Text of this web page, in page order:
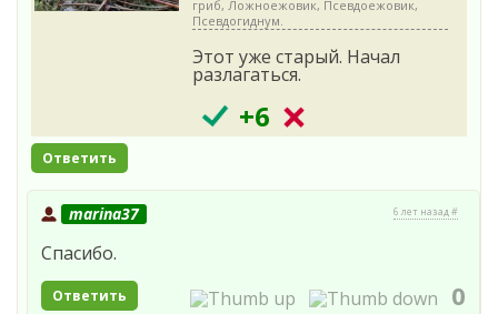
гриб, Ложноежовик, Псевдоежовик,
Псевдогиднум.
Этот уже старый. Начал
разлагаться.
+6
Ответить
marina37 6 лет назад #
Спасибо.
Ответить 0